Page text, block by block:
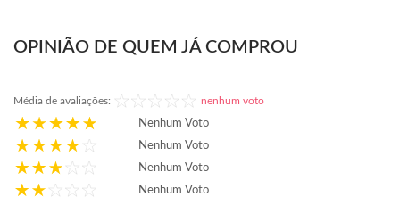
OPINIÃO DE QUEM JÁ COMPROU
Média de avaliações: nenhum voto
Nenhum Voto
Nenhum Voto
Nenhum Voto
Nenhum Voto